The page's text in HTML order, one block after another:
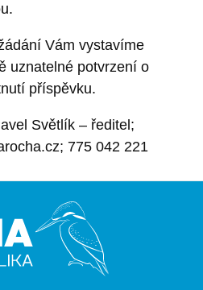
Vám vystavíme
uznatelné potvrzení o
příspěvku.
Světlík – ředitel;
775 042 221